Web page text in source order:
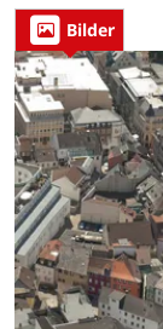
Bilder